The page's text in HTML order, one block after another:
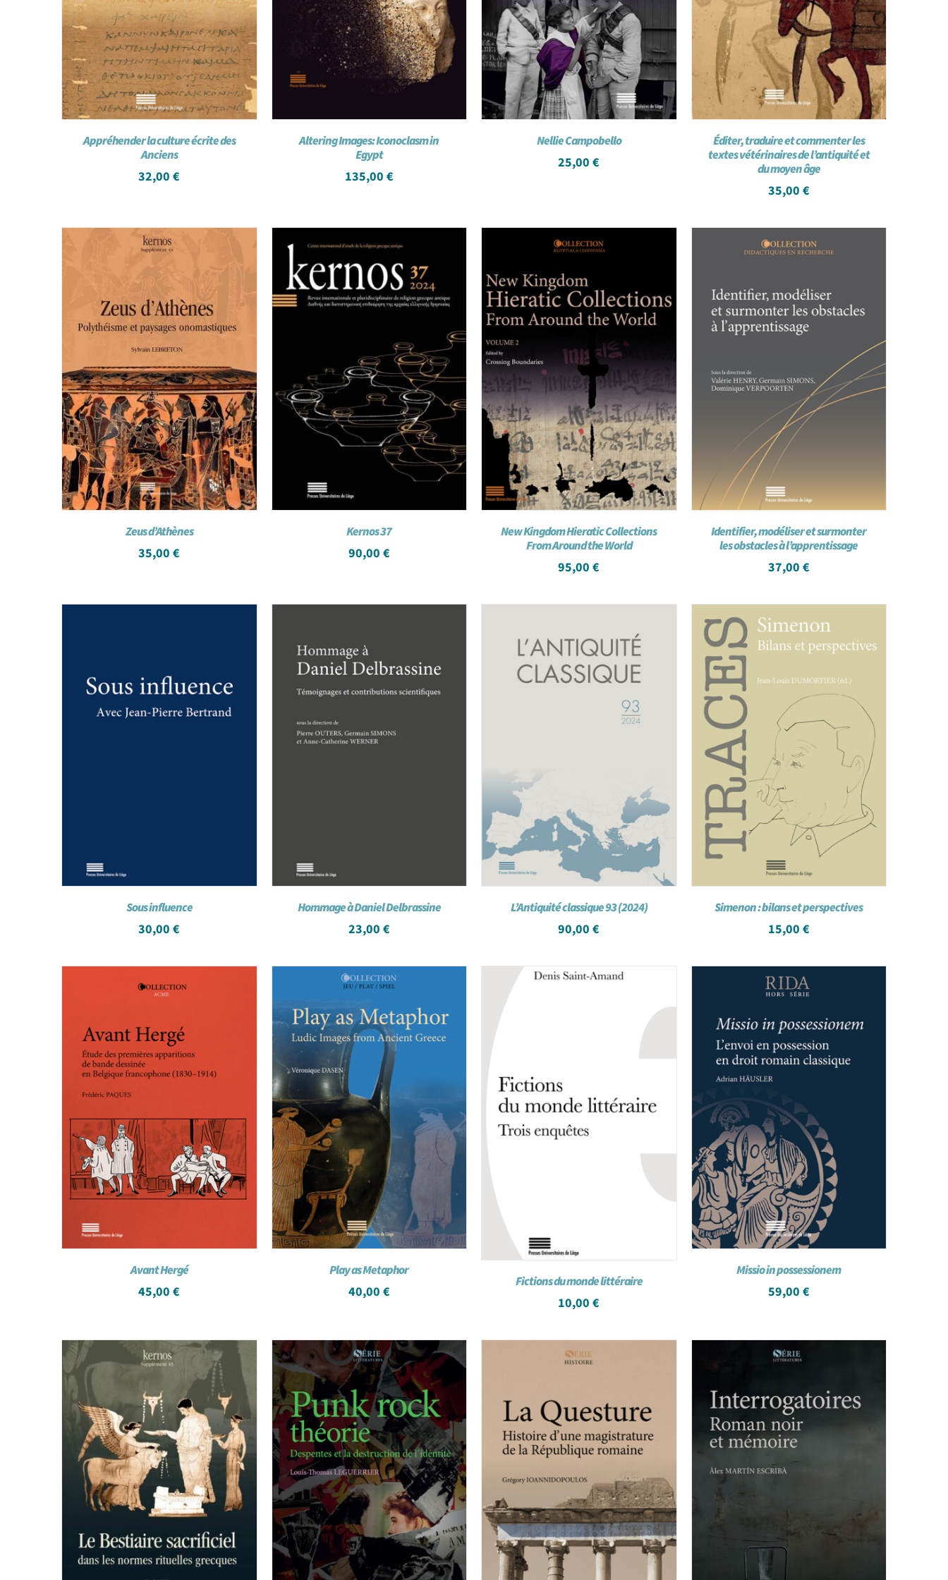
Appréhender la culture écrite des
Anciens
32,00€
Altering Images: Iconoclasm in
Egypt
135,00 €
Nellie Campobello
25,00€
Éditer, traduire et commenter les
textes vétérinaires de l’antiquité et
du moyen âge
35,00 €
Zeus d’Athènes
35,00€
Kernos 37
90,00 €
New Kingdom Hieratic Collections
From Around the World
95,00€
Identifier, modéliser et surmonter
les obstacles à l’apprentissage
37,00 €
Sous influence
30,00€
Hommage à Daniel Delbrassine
23,00 €
L’Antiquité classique 93 (2024)
90,00€
Simenon : bilans et perspectives
15,00 €
Avant Hergé
45,00€
Play as Metaphor
40,00 €
Fictions du monde littéraire
10,00€
Missio in possessionem
59,00 €